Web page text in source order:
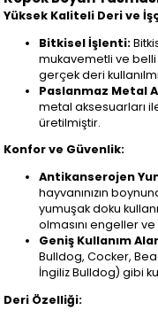
Yüksek Kaliteli Deri ve
Bitkisel İşlenti:
mukavemetli ve
gerçek deri
Paslanmaz Metal
metal aksesuarları
üretilmiştir.
Konfor ve Güvenlik:
Antikanserojen
hayvanınızın
yumuşak doku
olmasını engeller
Geniş Kullanım
Bulldog, Cocker,
İngiliz Bulldog) gibi
Deri Özelliği: